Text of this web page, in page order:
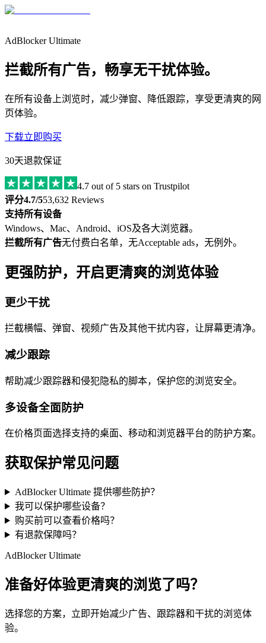
AdBlocker Ultimate
拦截所有广告，畅享无干扰体验。
在所有设备上浏览时，减少弹窗、降低跟踪，享受更清爽的网
页体验。
下载立即购买
30天退款保证
4.7 out of 5 stars on Trustpilot
评分4.7/553,632 Reviews
支持所有设备
Windows、Mac、Android、iOS及各大浏览器。
拦截所有广告无付费白名单，无Acceptable ads，无例外。
更强防护，开启更清爽的浏览体验
更少干扰
拦截横幅、弹窗、视频广告及其他干扰内容，让屏幕更清净。
减少跟踪
帮助减少跟踪器和侵犯隐私的脚本，保护您的浏览安全。
多设备全面防护
在价格页面选择支持的桌面、移动和浏览器平台的防护方案。
获取保护常见问题
AdBlocker Ultimate 提供哪些防护？
我可以保护哪些设备？
购买前可以查看价格吗？
有退款保障吗？
AdBlocker Ultimate
准备好体验更清爽的浏览了吗？
选择您的方案，立即开始减少广告、跟踪器和干扰的浏览体
验。